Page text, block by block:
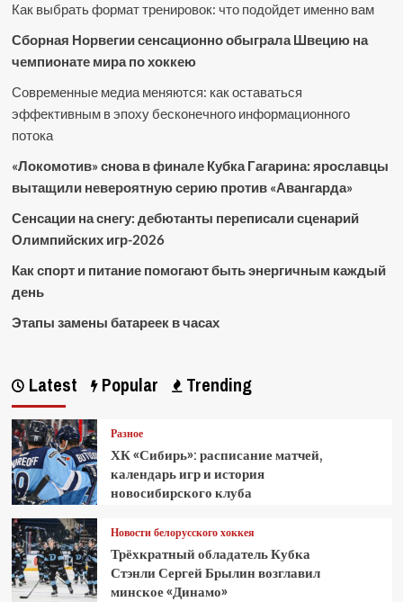
Как выбрать формат тренировок: что подойдет именно вам
Сборная Норвегии сенсационно обыграла Швецию на
чемпионате мира по хоккею
Современные медиа меняются: как оставаться
эффективным в эпоху бесконечного информационного
потока
«Локомотив» снова в финале Кубка Гагарина: ярославцы
вытащили невероятную серию против «Авангарда»
Сенсации на снегу: дебютанты переписали сценарий
Олимпийских игр-2026
Как спорт и питание помогают быть энергичным каждый
день
Этапы замены батареек в часах
Latest Popular Trending
Разное
ХК «Сибирь»: расписание матчей,
календарь игр и история
новосибирского клуба
Новости белорусского хоккея
Трёхкратный обладатель Кубка
Стэнли Сергей Брылин возглавил
минское «Динамо»